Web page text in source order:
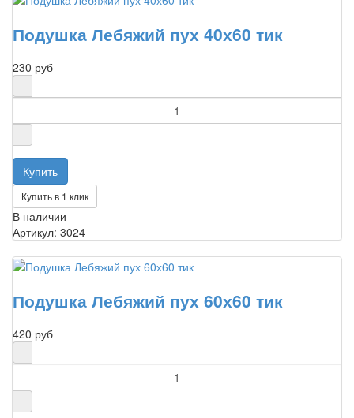
Подушка Лебяжий пух 40х60 тик
230 руб
Купить в 1 клик
В наличии
Артикул: 3024
Подушка Лебяжий пух 60х60 тик
420 руб